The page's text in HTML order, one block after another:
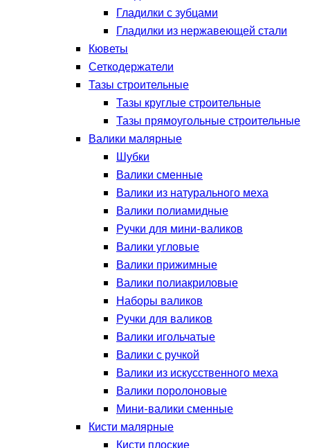
Гладилки с зубцами
Гладилки из нержавеющей стали
Кюветы
Сеткодержатели
Тазы строительные
Тазы круглые строительные
Тазы прямоугольные строительные
Валики малярные
Шубки
Валики сменные
Валики из натурального меха
Валики полиамидные
Ручки для мини-валиков
Валики угловые
Валики прижимные
Валики полиакриловые
Наборы валиков
Ручки для валиков
Валики игольчатые
Валики с ручкой
Валики из искусственного меха
Валики поролоновые
Мини-валики сменные
Кисти малярные